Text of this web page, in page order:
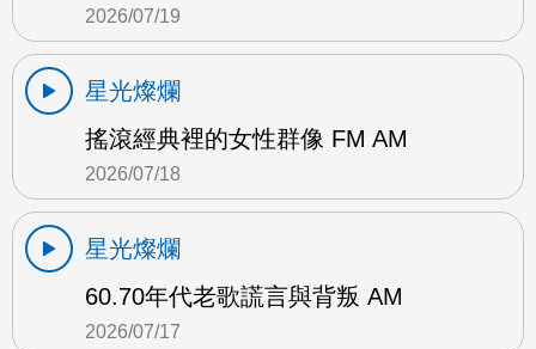
2026/07/19
星光燦爛
搖滾經典裡的女性群像 FM AM
2026/07/18
星光燦爛
60.70年代老歌謊言與背叛 AM
2026/07/17